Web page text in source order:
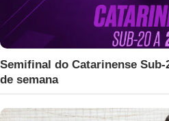
Semifinal do Catarinense
de semana